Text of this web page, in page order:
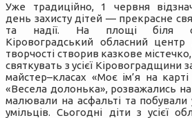
Уже традиційно, 1 червня
день захисту дітей — прекрасне
та надії. На площі біля
Кіровоградський обласний
творчості створив казкове
святкувать з усієї Кіровоградщини
майстер–класах «Моє ім’я на
«Весела долонька», розважались
малювали на асфальті та побували
умільців. Сьогодні діти з усієї